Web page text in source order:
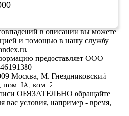
в описании вы можете
и помощью в нашу службу
предоставляет ООО
Москва, М. Гнездниковский
пом. IA, ком. 2
ОБЯЗАТЕЛЬНО обращайте
вас условия, например - время,